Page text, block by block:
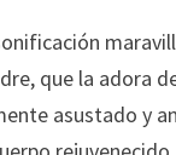
que la adora
asustado y